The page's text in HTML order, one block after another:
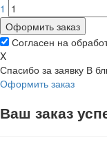
1
Оформить заказ
Согласен на
X
Спасибо за заявку В
Оформить заказ
Ваш заказ